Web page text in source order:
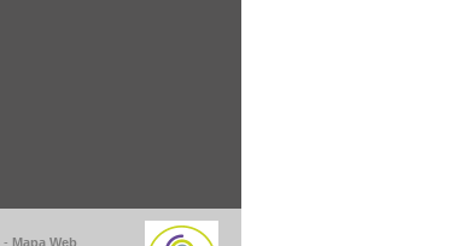
- Mapa Web